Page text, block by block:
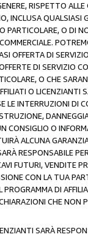
RISPETTO
INCLUSA
PARTICOLARE, O DI
OFFERTA DI
DI SERVIZIO
O CHE
O LICENZIANTI
LE INTERRUZIONI DI
CONSIGLIO O
ALCUNA
RESPONSABILE
FUTURI, VENDITE
CON LA TUA
DI
CHE NON
SARÀ